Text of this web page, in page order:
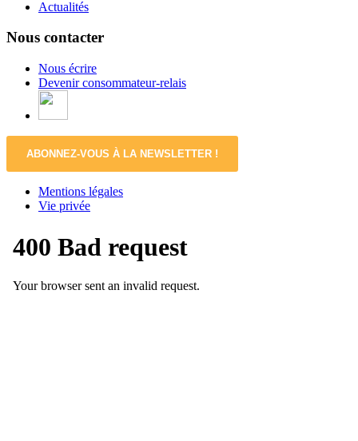
Actualités
Nous contacter
Nous écrire
Devenir consommateur-relais
ABONNEZ-VOUS À LA NEWSLETTER !
Mentions légales
Vie privée